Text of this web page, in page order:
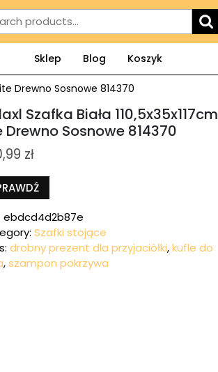
Sklep Blog Koszyk
Drewno Sosnowe 814370
Szafka Biała 110,5x35x117cm
Drewno Sosnowe 814370
zł
ebdcd4d2b87e
Szafki stojące
drobny prezent dla przyjaciółki,kufle do
,szampon pokrzywa